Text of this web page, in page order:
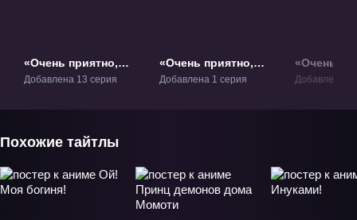
«Очень приятно,
Бог» ТВ-1
Добавлена 13 серия
«Очень приятно,
Бог» ОВА-1
Добавлена 1 серия
«Очень
2» ТВ-2
Добавлена
Похожие тайтлы